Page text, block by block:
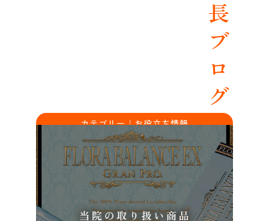
院長ブログ
カテゴリー｜お役立ち情報
odablo｜category